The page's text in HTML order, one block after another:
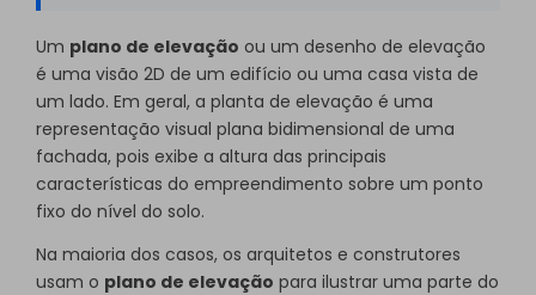
Um plano de elevação ou um desenho de elevação
é uma visão 2D de um edifício ou uma casa vista de
um lado. Em geral, a planta de elevação é uma
representação visual plana bidimensional de uma
fachada, pois exibe a altura das principais
características do empreendimento sobre um ponto
fixo do nível do solo.
Na maioria dos casos, os arquitetos e construtores
usam o plano de elevação para ilustrar uma parte do